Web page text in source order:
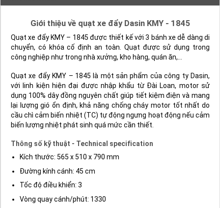
CSKH: 090.818.1013
Bảo hành: (028)3.873.2691
Vận chuyển: (028)3.873.2691
THÔNG TIN SẢN PHẨM
Giới thiệu về quạt xe đẩy Dasin KMY - 1845
Quạt xe đẩy KMY – 1845 được thiết kế với 3 bánh xe dễ dàng di
công nghiệp như trong nhà xưởng, kho hàng, quán ăn,…
với linh kiện hiện đại được nhập khẩu từ Đài Loan, motor sử
dụng 100% dây đồng nguyên chất giúp tiết kiệm điện và mang
cầu chì cảm biến nhiệt (TC) tự động ngưng hoạt động nếu cảm